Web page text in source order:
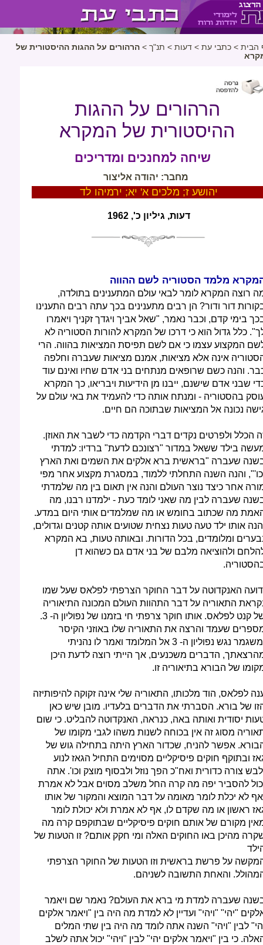
הבית > כתבי עת > דעות > תנ"ך > הרהורים על ההגות ההיסטורית של
הרהורים על ההגות
ההיסטורית של המקרא
שיחה למחנכים ומדריכים
מחבר: יהודה אליצור
יהושע ז; מלכים א' יא; ירמיהו לד
דעות, גיליון כ', 1962
מלמד הסטוריה לשם ההווה
רוצה המקרא לומר לבאי עולם המתענינים בתולדה,
דור ודור? הן רבים מתענינים בכך עתה רבים התענינו
בימי קדם, וכבר נאמר, "שאל אביך ויגדך זקניך ויאמרו
כלל גדול הוא כי דרכו של המקרא להורות הסטוריה לא
המקצוע עצמו כי אם לשם תפיסת המציאות בהווה. הרי
אינה אלא מציאות, אמנם מציאות שעברה וחלפה
והנה כשם שרופאים מנתחים בני אדם שחיו ואינם עוד
שבני אדם שישנם, ייבנו מן הידיעות ויבריאו, כך המקרא
בהסטוריה - ומנתח אותה כדי להעמיד את באי עולם על
נכונה אל המציאות שבתוכה הם חיים.
הכלל ולפרטים נקדים דברי הקדמה כדי לשבר את האוזן.
בילד ששאל במדור "רצונכם לדעת" ברדיו: למדתי
שעברה "בראשית ברא אלקים את השמים ואת הארץ
והנה השנה התחלתי ללמוד, במסגרת מקצוע אחר מפי
אחר כיצד נוצר העולם והנה אין תאום בין מה שלמדתי
שעברה לבין מה שאני לומד כעת - ילמדנו רבנו, מה
מה שכתוב בחומש או מה שמלמדים אותי היום במדע.
אותו ילד טעה טעות נצחית שטועים אותה קטנים וגדולים,
ומלומדים, בכל הדורות. ובאותה טעות, בא המקרא
ולהוציאה מלבם של בני אדם גם כשהוא דן
האנקדוטה על דבר החוקר הצרפתי לפלאס שעל שמו
התאוריה על דבר התהוות העולם המכונה התיאוריה
של קנט לפלאס. אותו חוקר צרפתי חי בזמנו של נפוליון ה- 3.
שעמד והרצה את התאוריה שלו באוזני הקיסר
ומשגמר נגש נפוליון ה- 3 אל המלומד ואמר לו נהניתי
הדברים משכנעים, אך הייתי רוצה לדעת היכן
של הבורא בתיאוריה זו.
לפלאס, הוד מלכותו, התאוריה שלי אינה זקוקה להיפותיזה
של בורא. הסברתי את הדברים בלעדיו. מובן שיש כאן
יסודית ואותה באה, כנראה, האנקדוטה להבליט. כי שום
מסוג זה אין בכוחה לשנות משהו לגבי מקומו של
אפשר להניח, שכדור הארץ היתה בתחילה גוש של
ובתוקף חוקים פיסיקליים מסוימים התחיל הגאז לנוע
צורה כדורית ואח"כ הפך נוזל ולבסוף מוצק וכו'. אתה
להסביר יפה מה קרה החל משלב מסוים אבל לא אמרת
לא יכלת לומר מאומה על דבר המוצא והמקור של אותו
ראשון או מה שקדם לו, אף לא אמרת ולא יכולת לומר
מקורם של אותם חוקים פיסיקליים שבתוקפם קרה מה
מהיכן באו החוקים האלה ומי חקק אותם? זו הטעות של
על פרשת בראשית וזו הטעות של החוקר הצרפתי
והאחת התשובה לשניהם.
שעברה למדת מי ברא את העולם? נאמר שם ויאמר
"יהי" "ויהי" ועדיין לא למדת מה היה בין "ויאמר אלקים
לבין "ויהי" השנה אתה לומד מה היה בין שתי המלים
כי בין "ויאמר אלקים יהי" לבין "ויהי" יכול אתה לשלב